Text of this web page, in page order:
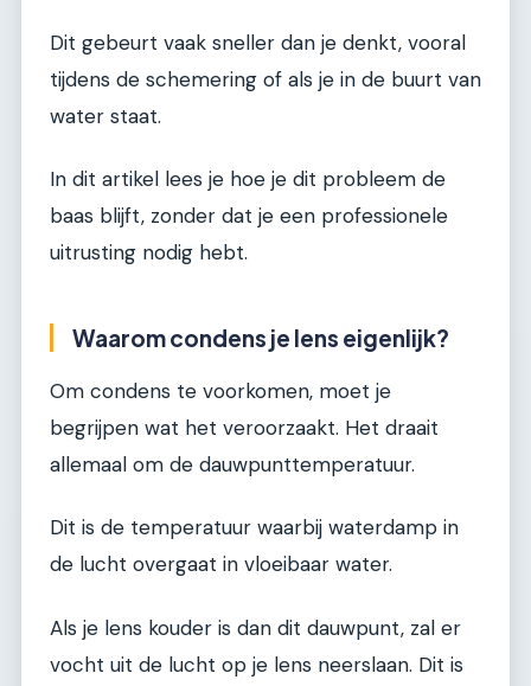
Dit gebeurt vaak sneller dan je denkt, vooral
tijdens de schemering of als je in de buurt van
water staat.
In dit artikel lees je hoe je dit probleem de
baas blijft, zonder dat je een professionele
uitrusting nodig hebt.
Waarom condens je lens eigenlijk?
Om condens te voorkomen, moet je
begrijpen wat het veroorzaakt. Het draait
allemaal om de dauwpunttemperatuur.
Dit is de temperatuur waarbij waterdamp in
de lucht overgaat in vloeibaar water.
Als je lens kouder is dan dit dauwpunt, zal er
vocht uit de lucht op je lens neerslaan. Dit is